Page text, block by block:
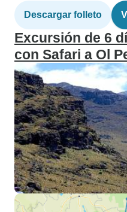
Descargar folleto
Excursión de 6
con Safari a Ol